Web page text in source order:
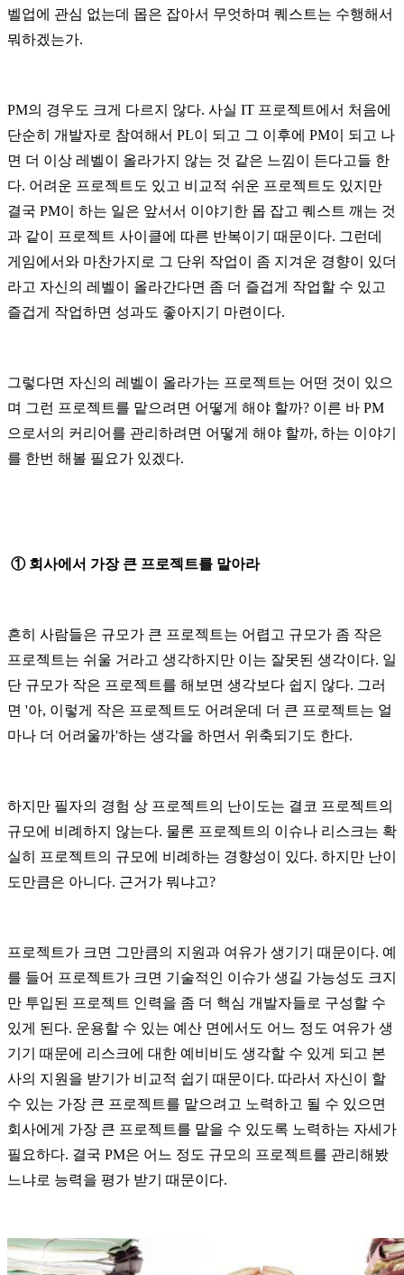
벨업에 관심 없는데 몹은 잡아서 무엇하며 퀘스트는 수행해서
뭐하겠는가.
PM의 경우도 크게 다르지 않다. 사실 IT 프로젝트에서 처음에
단순히 개발자로 참여해서 PL이 되고 그 이후에 PM이 되고 나
면 더 이상 레벨이 올라가지 않는 것 같은 느낌이 든다고들 한
다. 어려운 프로젝트도 있고 비교적 쉬운 프로젝트도 있지만
결국 PM이 하는 일은 앞서서 이야기한 몹 잡고 퀘스트 깨는 것
과 같이 프로젝트 사이클에 따른 반복이기 때문이다. 그런데
게임에서와 마찬가지로 그 단위 작업이 좀 지겨운 경향이 있더
라고 자신의 레벨이 올라간다면 좀 더 즐겁게 작업할 수 있고
즐겁게 작업하면 성과도 좋아지기 마련이다.
그렇다면 자신의 레벨이 올라가는 프로젝트는 어떤 것이 있으
며 그런 프로젝트를 맡으려면 어떻게 해야 할까? 이른 바 PM
으로서의 커리어를 관리하려면 어떻게 해야 할까, 하는 이야기
를 한번 해볼 필요가 있겠다.
① 회사에서 가장 큰 프로젝트를 맡아라
흔히 사람들은 규모가 큰 프로젝트는 어렵고 규모가 좀 작은
프로젝트는 쉬울 거라고 생각하지만 이는 잘못된 생각이다. 일
단 규모가 작은 프로젝트를 해보면 생각보다 쉽지 않다. 그러
면 '아, 이렇게 작은 프로젝트도 어려운데 더 큰 프로젝트는 얼
마나 더 어려울까'하는 생각을 하면서 위축되기도 한다.
하지만 필자의 경험 상 프로젝트의 난이도는 결코 프로젝트의
규모에 비례하지 않는다. 물론 프로젝트의 이슈나 리스크는 확
실히 프로젝트의 규모에 비례하는 경향성이 있다. 하지만 난이
도만큼은 아니다. 근거가 뭐냐고?
프로젝트가 크면 그만큼의 지원과 여유가 생기기 때문이다. 예
를 들어 프로젝트가 크면 기술적인 이슈가 생길 가능성도 크지
만 투입된 프로젝트 인력을 좀 더 핵심 개발자들로 구성할 수
있게 된다. 운용할 수 있는 예산 면에서도 어느 정도 여유가 생
기기 때문에 리스크에 대한 예비비도 생각할 수 있게 되고 본
사의 지원을 받기가 비교적 쉽기 때문이다. 따라서 자신이 할
수 있는 가장 큰 프로젝트를 맡으려고 노력하고 될 수 있으면
회사에게 가장 큰 프로젝트를 맡을 수 있도록 노력하는 자세가
필요하다. 결국 PM은 어느 정도 규모의 프로젝트를 관리해봤
느냐로 능력을 평가 받기 때문이다.